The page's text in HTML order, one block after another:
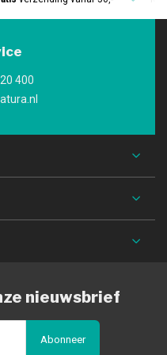
400
nieuwsbrief
Abonneer